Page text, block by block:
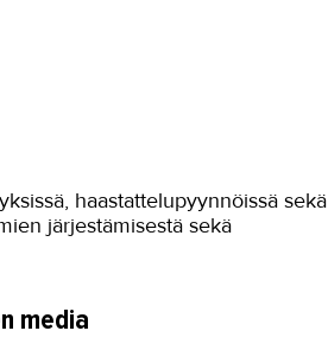
haastattelupyynnöissä sekä
järjestämisestä sekä
media